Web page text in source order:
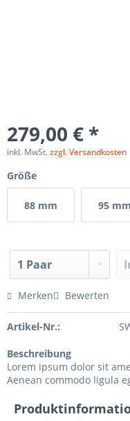
279,00 € *
inkl. MwSt.zzgl. Versandkosten
Größe
88 mm 95 mm
Merken Bewerten
Artikel-Nr.:
Beschreibung
Lorem ipsum dolor sit
Aenean commodo ligula